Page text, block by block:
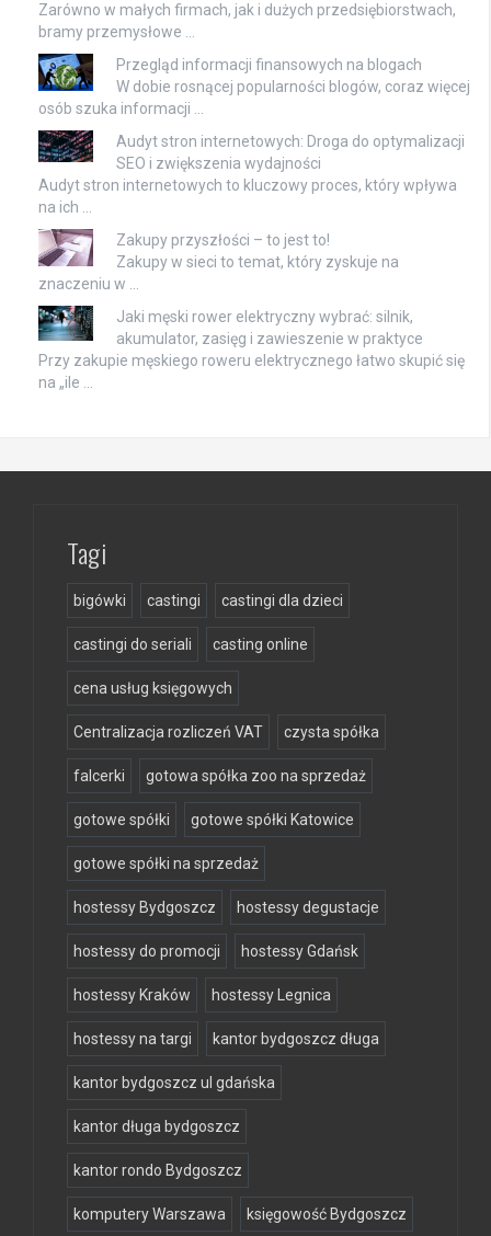
Zarówno w małych firmach, jak i dużych przedsiębiorstwach,
bramy przemysłowe …
Przegląd informacji finansowych na blogach
W dobie rosnącej popularności blogów, coraz więcej
osób szuka informacji …
Audyt stron internetowych: Droga do optymalizacji
SEO i zwiększenia wydajności
Audyt stron internetowych to kluczowy proces, który wpływa
na ich …
Zakupy przyszłości – to jest to!
Zakupy w sieci to temat, który zyskuje na
znaczeniu w …
Jaki męski rower elektryczny wybrać: silnik,
akumulator, zasięg i zawieszenie w praktyce
Przy zakupie męskiego roweru elektrycznego łatwo skupić się
na „ile …
Tagi
bigówki castingi castingi dla dzieci
castingi do seriali casting online
cena usług księgowych
Centralizacja rozliczeń VAT czysta spółka
falcerki gotowa spółka zoo na sprzedaż
gotowe spółki gotowe spółki Katowice
gotowe spółki na sprzedaż
hostessy Bydgoszcz hostessy degustacje
hostessy do promocji hostessy Gdańsk
hostessy Kraków hostessy Legnica
hostessy na targi kantor bydgoszcz długa
kantor bydgoszcz ul gdańska
kantor długa bydgoszcz
kantor rondo Bydgoszcz
komputery Warszawa księgowość Bydgoszcz